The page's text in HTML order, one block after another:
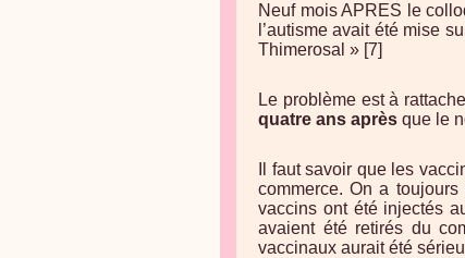
Neuf mois APRES le
l’autisme avait été mise
Thimerosal » [7]
Le problème est à
quatre ans après que le
Il faut savoir que les
commerce. On a
vaccins ont été injectés
avaient été retirés du
vaccinaux aurait été